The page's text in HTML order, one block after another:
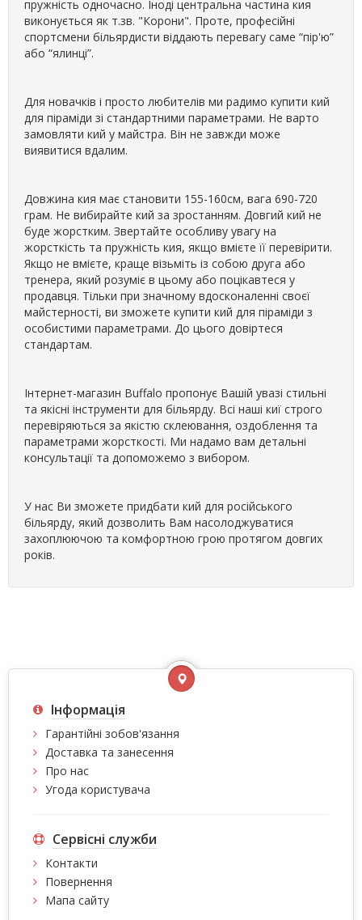
пружність одночасно. Іноді центральна частина кия
виконується як т.зв. "Корони". Проте, професійні
спортсмени більярдисти віддають перевагу саме “пір'ю”
або “ялинці”.
Для новачків і просто любителів ми радимо купити кий
для піраміди зі стандартними параметрами. Не варто
замовляти кий у майстра. Він не завжди може
виявитися вдалим.
Довжина кия має становити 155-160см, вага 690-720
грам. Не вибирайте кий за зростанням. Довгий кий не
буде жорстким. Звертайте особливу увагу на
жорсткість та пружність кия, якщо вмієте її перевірити.
Якщо не вмієте, краще візьміть із собою друга або
тренера, який розуміє в цьому або поцікавтеся у
продавця. Тільки при значному вдосконаленні своєї
майстерності, ви зможете купити кий для піраміди з
особистими параметрами. До цього довіртеся
стандартам.
Інтернет-магазин Buffalo пропонує Вашій увазі стильні
та якісні інструменти для більярду. Всі наші киї строго
перевіряються за якістю склеювання, оздоблення та
параметрами жорсткості. Ми надамо вам детальні
консультації та допоможемо з вибором.
У нас Ви зможете придбати кий для російського
більярду, який дозволить Вам насолоджуватися
захоплюючою та комфортною грою протягом довгих
років.
Інформація
Гарантійні зобов'язання
Доставка та занесення
Про нас
Угода користувача
Сервісні служби
Контакти
Повернення
Мапа сайту